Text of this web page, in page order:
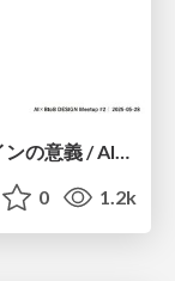
AIの実践とコミュニケーションデザインの意義 / AI practice and the significance of communication design
0 1.2k